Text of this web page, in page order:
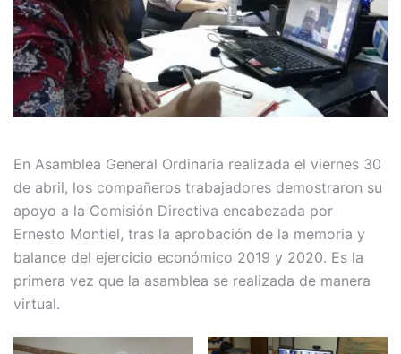
En Asamblea General Ordinaria realizada el viernes 30
de abril, los compañeros trabajadores demostraron su
apoyo a la Comisión Directiva encabezada por
Ernesto Montiel, tras la aprobación de la memoria y
balance del ejercicio económico 2019 y 2020. Es la
primera vez que la asamblea se realizada de manera
virtual.